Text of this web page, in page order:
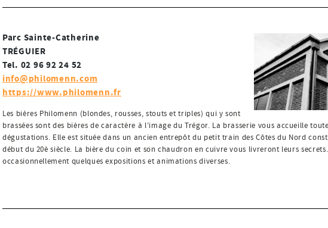
Parc Sainte-Catherine
TRÉGUIER
Tel. 02 96 92 24 52
info@philomenn.com
https://www.philomenn.fr
Les bières Philomenn (blondes, rousses, stouts et triples) qui y sont
brassées sont des bières de caractère à l’image du Trégor. La brasserie vous accueille
dégustations. Elle est située dans un ancien entrepôt du petit train des Côtes du Nord
début du 20è siècle. La bière du coin et son chaudron en cuivre vous livreront leurs
occasionnellement quelques expositions et animations diverses.